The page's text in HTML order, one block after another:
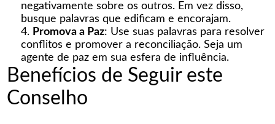
negativamente sobre os outros. Em vez disso,
busque palavras que edificam e encorajam.
Promova a Paz: Use suas palavras para resolver
conflitos e promover a reconciliação. Seja um
agente de paz em sua esfera de influência.
Benefícios de Seguir este
Conselho